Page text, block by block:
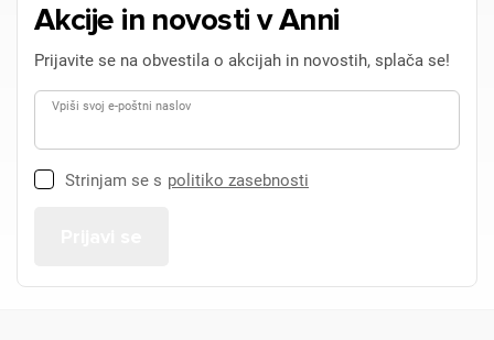
Akcije in novosti v Anni
Prijavite se na obvestila o akcijah in novostih, splača se!
Vpiši svoj e-poštni naslov
Strinjam se s politiko zasebnosti